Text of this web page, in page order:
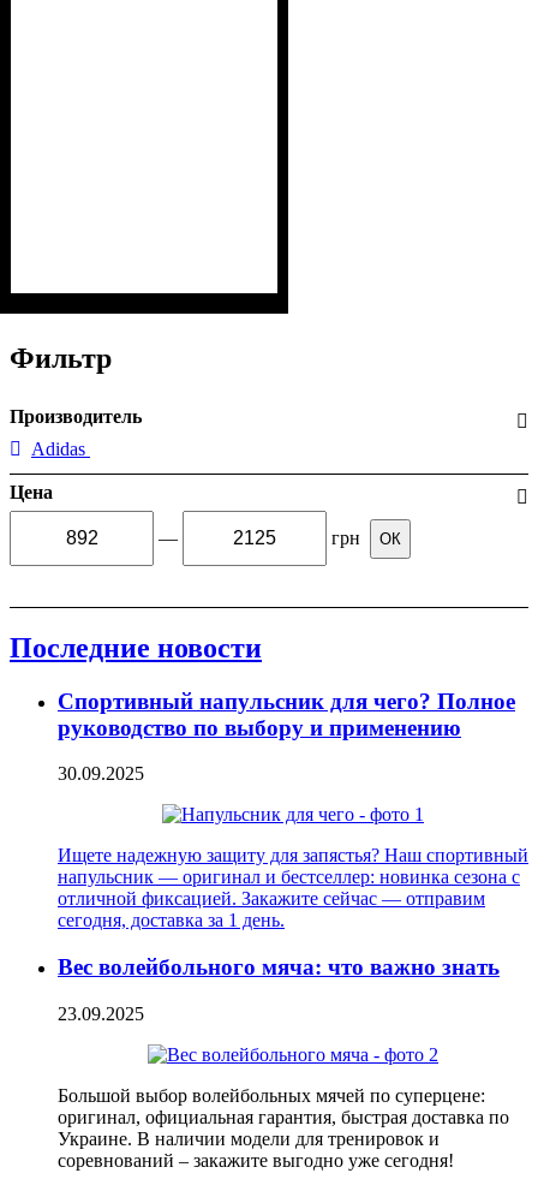
Фильтр
Производитель
Adidas
Цена
— грн ОК
Последние новости
Спортивный напульсник для чего? Полное
руководство по выбору и применению
30.09.2025
Ищете надежную защиту для запястья? Наш спортивный
напульсник — оригинал и бестселлер: новинка сезона с
отличной фиксацией. Закажите сейчас — отправим
сегодня, доставка за 1 день.
Вес волейбольного мяча: что важно знать
23.09.2025
Большой выбор волейбольных мячей по суперцене:
оригинал, официальная гарантия, быстрая доставка по
Украине. В наличии модели для тренировок и
соревнований – закажите выгодно уже сегодня!